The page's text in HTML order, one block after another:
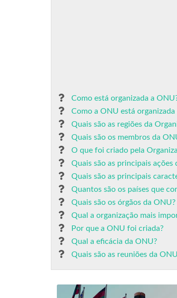
Como está organizada a
Como a ONU está
Quais são as regiões da
Quais são os membros da
O que foi criado pela
Quais são as principais ações
Quais são as principais
Quantos são os países que
Quais são os órgãos da ONU?
Qual a organização mais
Por que a ONU foi criada?
Qual a eficácia da ONU?
Quais são as reuniões da